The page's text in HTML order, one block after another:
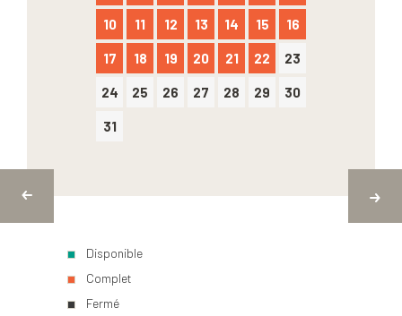
10 11 12 13 14 15 16
17 18 19 20 21 22 23
24 25 26 27 28 29 30
31
Disponible
Complet
Fermé